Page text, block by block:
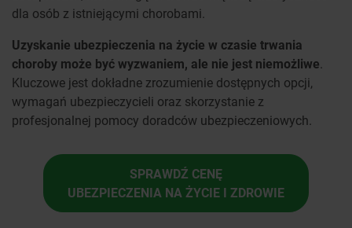
dla osób z istniejącymi chorobami.
Uzyskanie ubezpieczenia na życie w czasie trwania
choroby może być wyzwaniem, ale nie jest niemożliwe.
Kluczowe jest dokładne zrozumienie dostępnych opcji,
wymagań ubezpieczycieli oraz skorzystanie z
profesjonalnej pomocy doradców ubezpieczeniowych.
SPRAWDŹ CENĘ
UBEZPIECZENIA NA ŻYCIE I ZDROWIE